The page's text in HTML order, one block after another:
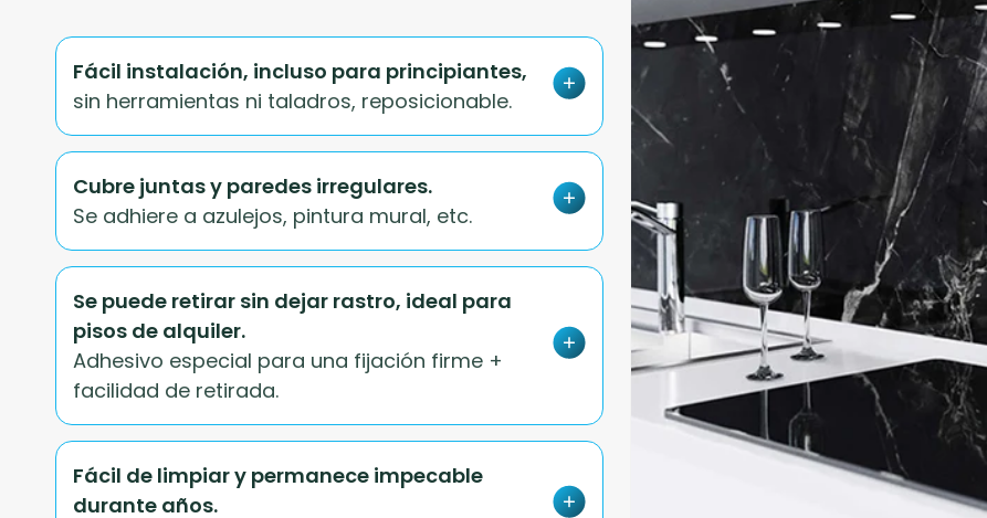
Fácil instalación, incluso para principiantes,
sin herramientas ni taladros, reposicionable.
Cubre juntas y paredes irregulares.
Se adhiere a azulejos, pintura mural, etc.
Se puede retirar sin dejar rastro, ideal para
pisos de alquiler.
Adhesivo especial para una fijación firme +
facilidad de retirada.
Fácil de limpiar y permanece impecable
durante años.